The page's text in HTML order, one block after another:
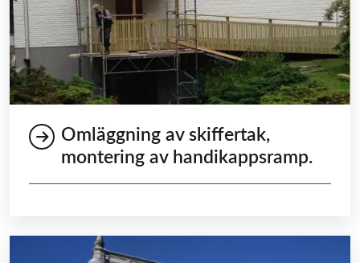
Omläggning av skiffertak,
montering av handikappsramp.